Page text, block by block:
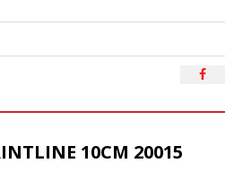
10CM 20015